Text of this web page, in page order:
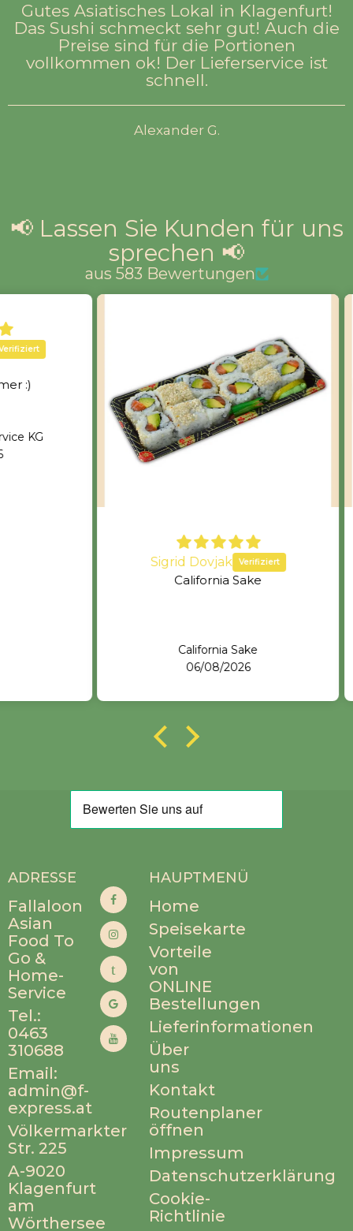
Gutes Asiatisches Lokal in Klagenfurt!
Das Sushi schmeckt sehr gut! Auch die
Preise sind für die Portionen
vollkommen ok! Der Lieferservice ist
schnell.
Alexander G.
📢 Lassen Sie Kunden für uns
sprechen 📢
aus 583 Bewertungen
Sigrid Dovjak
California Sake
California Sake
06/08/2026
ADRESSE
Fallaloon
Asian
Food To
Go &
Home-
Service
Tel.:
0463
310688
Email:
admin@f-
express.at
Völkermarkter
Str. 225
A-9020
Klagenfurt
am
Wörthersee
HAUPTMENÜ
Home
Speisekarte
Vorteile
von
ONLINE
Bestellungen
Lieferinformationen
Über
uns
Kontakt
Routenplaner
öffnen
Impressum
Datenschutzerklärung
Cookie-
Richtlinie